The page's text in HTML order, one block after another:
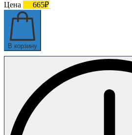
Цена
665₽
В корзину